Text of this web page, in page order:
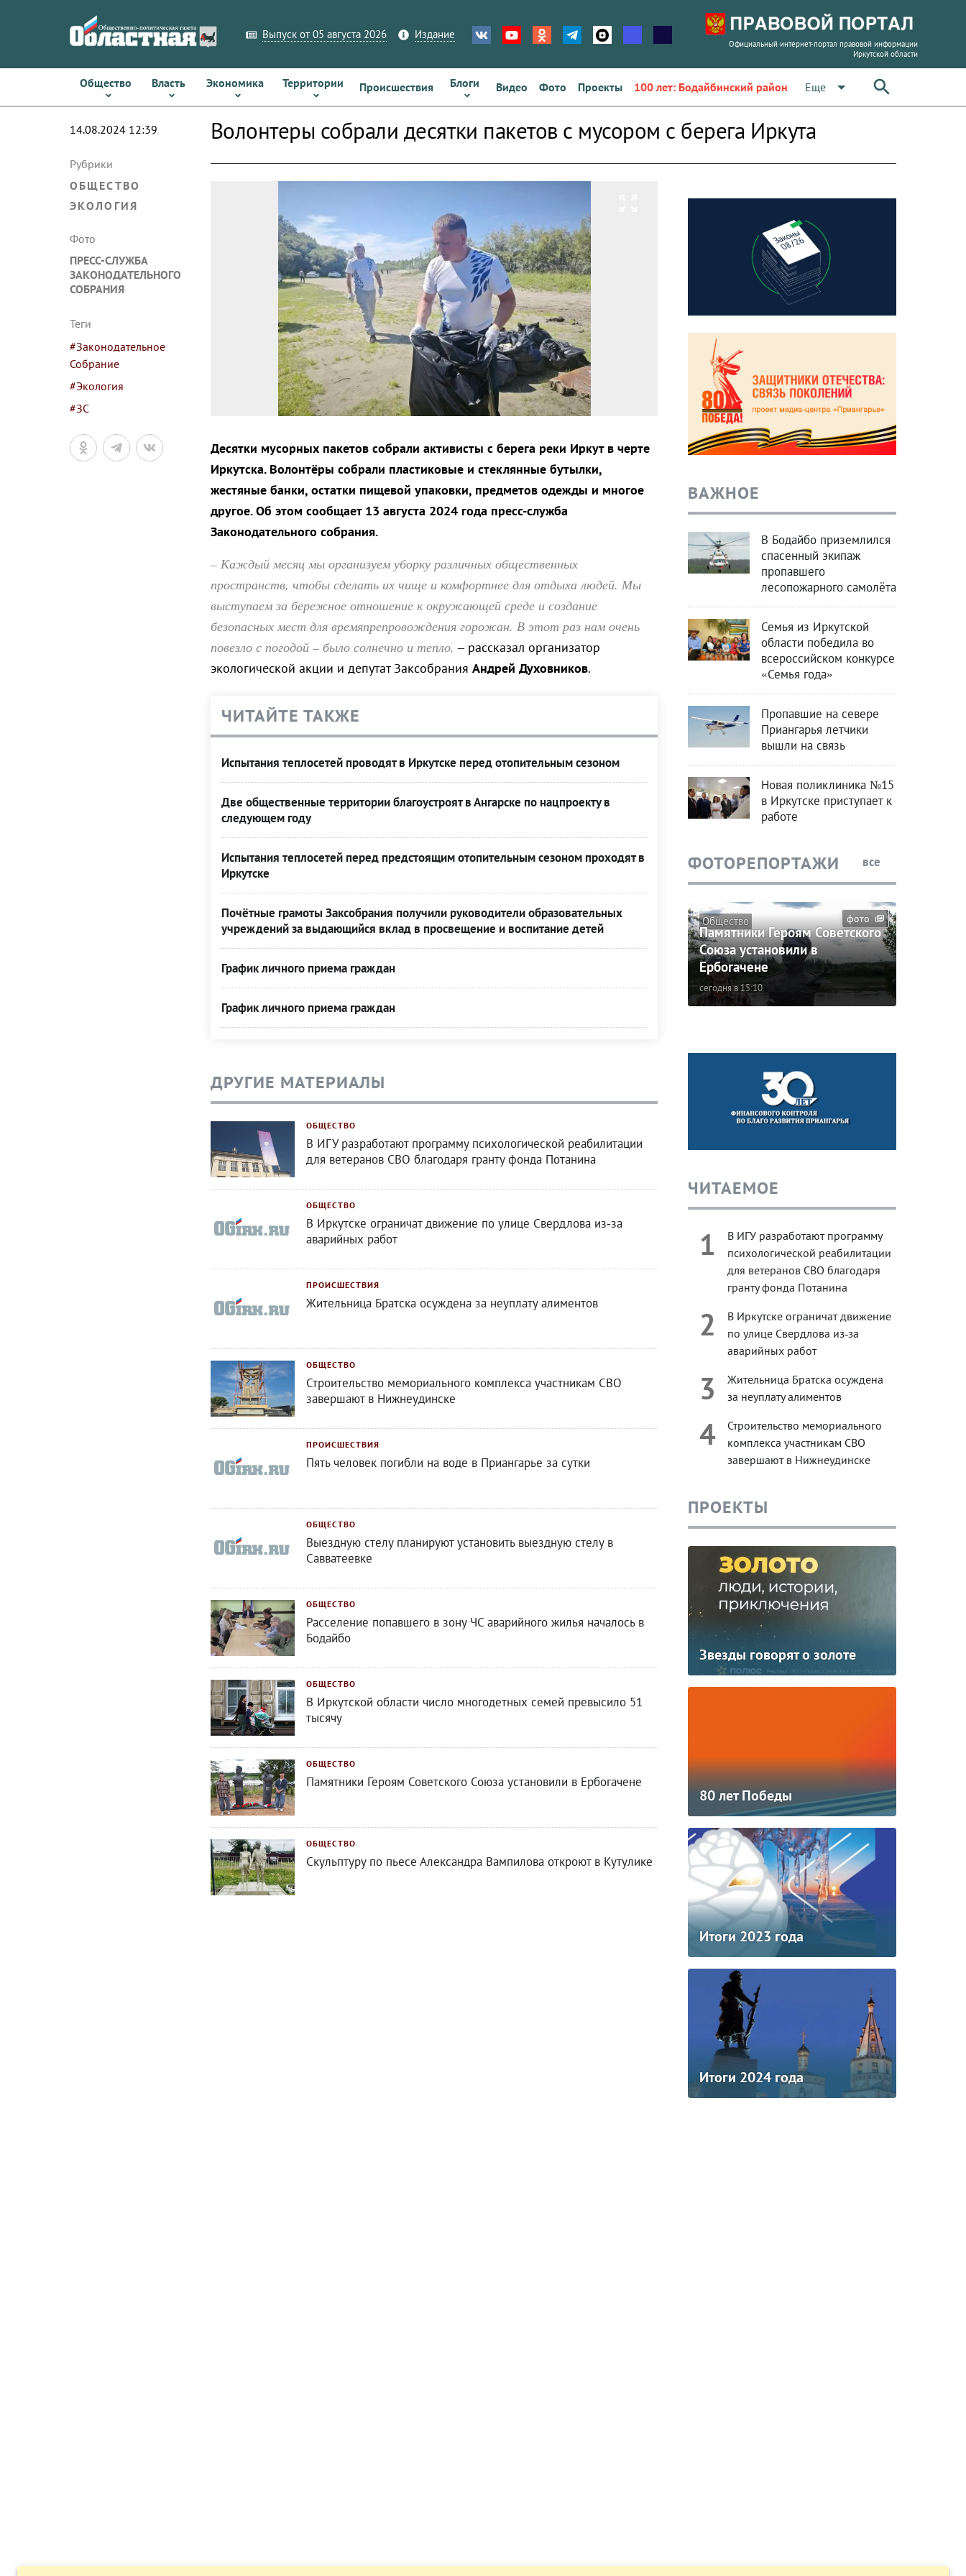
Выпуск от 05 августа 2026 Издание
Официальный интернет-портал правовой информации
Иркутской области
Общество Власть Экономика Территории Происшествия Блоги Видео Фото Проекты 100 лет: Бодайбинский район Еще arrow_drop_down
14.08.2024 12:39
Рубрики
ОБЩЕСТВО
ЭКОЛОГИЯ
Фото
ПРЕСС-СЛУЖБА
ЗАКОНОДАТЕЛЬНОГО
СОБРАНИЯ
Теги
#Законодательное
Собрание
#Экология
#ЗС
Волонтеры собрали десятки пакетов с мусором с берега Иркута
Десятки мусорных пакетов собрали активисты с берега реки Иркут в черте
Иркутска. Волонтёры собрали пластиковые и стеклянные бутылки,
жестяные банки, остатки пищевой упаковки, предметов одежды и многое
другое. Об этом сообщает 13 августа 2024 года пресс-служба
Законодательного собрания.
– Каждый месяц мы организуем уборку различных общественных
пространств, чтобы сделать их чище и комфортнее для отдыха людей. Мы
выступаем за бережное отношение к окружающей среде и создание
безопасных мест для времяпрепровождения горожан. В этот раз нам очень
повезло с погодой – было солнечно и тепло, – рассказал организатор
экологической акции и депутат Заксобрания Андрей Духовников.
ЧИТАЙТЕ ТАКЖЕ
Испытания теплосетей проводят в Иркутске перед отопительным сезоном
Две общественные территории благоустроят в Ангарске по нацпроекту в
следующем году
Испытания теплосетей перед предстоящим отопительным сезоном проходят в
Иркутске
Почётные грамоты Заксобрания получили руководители образовательных
учреждений за выдающийся вклад в просвещение и воспитание детей
График личного приема граждан
График личного приема граждан
ДРУГИЕ МАТЕРИАЛЫ
ОБЩЕСТВО
В ИГУ разработают программу психологической реабилитации
для ветеранов СВО благодаря гранту фонда Потанина
ОБЩЕСТВО
В Иркутске ограничат движение по улице Свердлова из‑за
аварийных работ
ПРОИСШЕСТВИЯ
Жительница Братска осуждена за неуплату алиментов
ОБЩЕСТВО
Строительство мемориального комплекса участникам СВО
завершают в Нижнеудинске
ПРОИСШЕСТВИЯ
Пять человек погибли на воде в Приангарье за сутки
ОБЩЕСТВО
Выездную стелу планируют установить выездную стелу в
Савватеевке
ОБЩЕСТВО
Расселение попавшего в зону ЧС аварийного жилья началось в
Бодайбо
ОБЩЕСТВО
В Иркутской области число многодетных семей превысило 51
тысячу
ОБЩЕСТВО
Памятники Героям Советского Союза установили в Ербогачене
ОБЩЕСТВО
Скульптуру по пьесе Александра Вампилова откроют в Кутулике
ВАЖНОЕ
В Бодайбо приземлился
спасенный экипаж
пропавшего
лесопожарного самолёта
Семья из Иркутской
области победила во
всероссийском конкурсе
«Семья года»
Пропавшие на севере
Приангарья летчики
вышли на связь
Новая поликлиника №15
в Иркутске приступает к
работе
ФОТОРЕПОРТАЖИ все
фото
Общество
Памятники Героям Советского
Союза установили в
Ербогачене
сегодня в 15:10
ЧИТАЕМОЕ
1
В ИГУ разработают программу
психологической реабилитации
для ветеранов СВО благодаря
гранту фонда Потанина
2
В Иркутске ограничат движение
по улице Свердлова из‑за
аварийных работ
3
Жительница Братска осуждена
за неуплату алиментов
4
Строительство мемориального
комплекса участникам СВО
завершают в Нижнеудинске
ПРОЕКТЫ
Звезды говорят о золоте
80 лет Победы
Итоги 2023 года
Итоги 2024 года